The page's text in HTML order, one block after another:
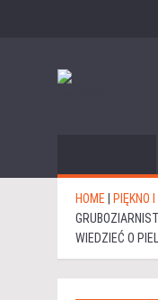
HOME PIĘKNO
WIEDZIEĆ O